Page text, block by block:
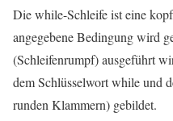
Die while-Schleife ist eine
angegebene Bedingung wird
(Schleifenrumpf) ausgeführt
dem Schlüsselwort while und
runden Klammern) gebildet.